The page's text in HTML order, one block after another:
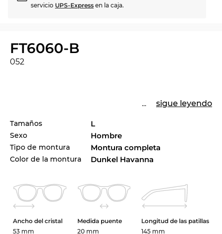
servicio UPS-Express en la caja.
FT6060-B
052
... sigue leyendo
Tamaños L
Sexo Hombre
Tipo de montura Montura completa
Color de la montura Dunkel Havanna
Ancho del cristal
53 mm
Medida puente
20 mm
Longitud de las patillas
145 mm